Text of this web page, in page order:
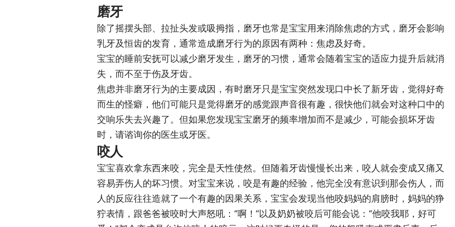
磨牙
除了摇摆头部、拉扯头发或吸拇指，磨牙也常是宝宝用来消除焦虑的方式，磨牙会影响
乳牙及恒齿的发育，通常造成磨牙行为的原因有两种：焦虑及好奇。
宝宝的睡前安抚可以减少磨牙发生，磨牙的习惯，通常会随着宝宝的适应力提升后就消
失，而不至于伤及牙齿。
焦虑并非磨牙行为的主要成因，有时磨牙只是宝宝突然发现口中长了新牙齿，觉得好奇
而生的怪癖，他们可能只是觉得磨牙的感觉跟声音很有趣，很快他们就会对这种口中的
交响乐失去兴趣了。但如果您发现宝宝磨牙的频率增加而不是减少，可能会损坏牙齿
时，请谘询你的医生或牙医。
咬人
宝宝喜欢拿东西来咬，完全是天性使然。但随着牙齿慢慢长出来，咬人就会变成又痛又
容易弄伤人的坏习惯。对宝宝来说，咬是有趣的经验，他完全没有意识到那会伤人，而
人的反应往往造就了一个有趣的因果关系，宝宝会发现当他咬妈妈的肩膀时，妈妈的狰
狞表情，跟爸爸被咬时大声怒吼：“啊！”以及奶奶被咬后可能会说：“他咬我耶，好可